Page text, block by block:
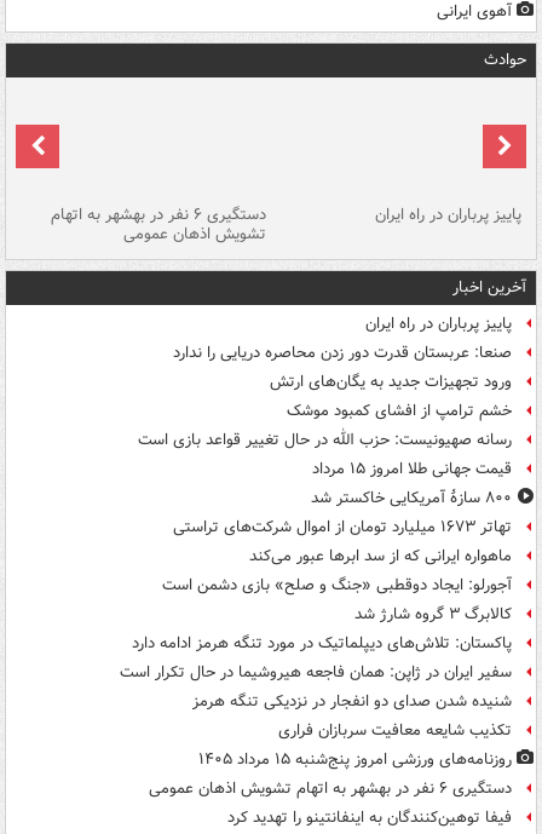
آهوی ایرانی
حوادث
پاییز پرباران در راه ایران دستگیری ۶ نفر در بهشهر به اتهام
تشویش اذهان عمومی
آخرین اخبار
پاییز پرباران در راه ایران
صنعا: عربستان قدرت دور زدن محاصره دریایی را ندارد
ورود تجهیزات جدید به یگان‌های ارتش
خشم ترامپ از افشای کمبود موشک
رسانه صهیونیست: حزب الله در حال تغییر قواعد بازی است
قیمت جهانی طلا امروز ۱۵ مرداد
۸۰۰ سازۀ آمریکایی خاکستر شد
تهاتر ۱۶۷۳ میلیارد تومان از اموال شرکت‌های تراستی
ماهواره ایرانی که از سد ابرها عبور می‌کند
آجورلو: ایجاد دوقطبی «جنگ و صلح‌» بازی دشمن است
کالابرگ ۳ گروه شارژ شد
پاکستان: تلاش‌های دیپلماتیک در مورد تنگه هرمز ادامه دارد
سفیر ایران در ژاپن: همان فاجعه هیروشیما در حال تکرار است
شنیده شدن صدای دو انفجار در نزدیکی تنگه هرمز
تکذیب شایعه معافیت سربازان فراری
روزنامه‌های ورزشی امروز پنج‌شنبه ۱۵ مرداد ۱۴۰۵
دستگیری ۶ نفر در بهشهر به اتهام تشویش اذهان عمومی
فیفا توهین‌کنندگان به اینفانتینو را تهدید کرد